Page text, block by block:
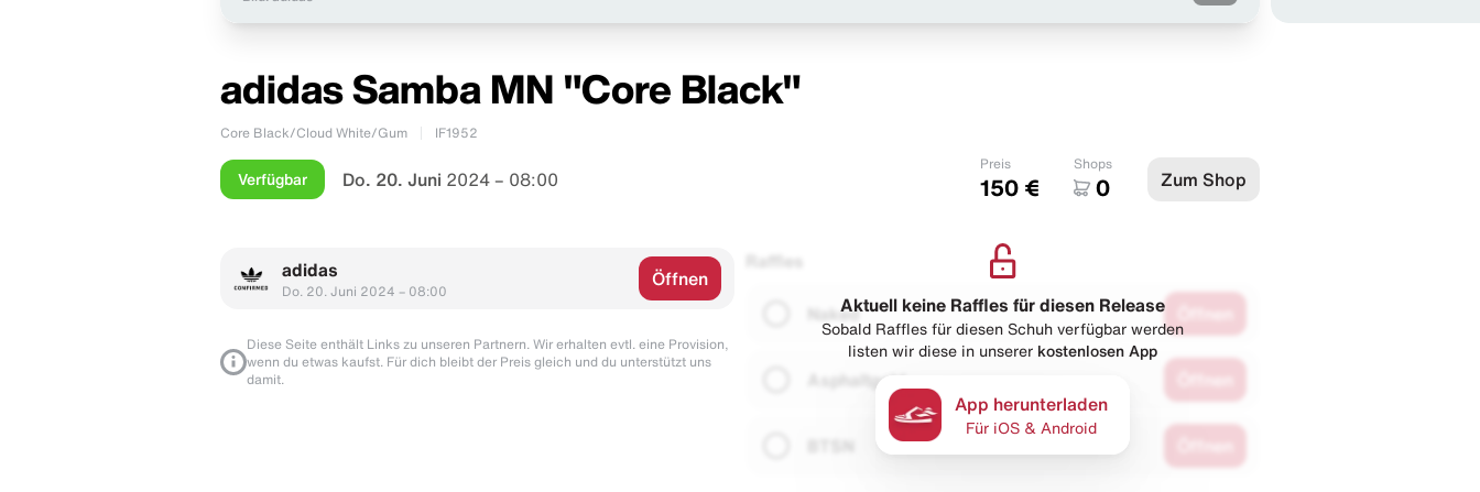
adidas Samba MN "Core Black"
Core Black/Cloud White/Gum IF1952
Verfügbar Do. 20. Juni 2024 – 08:00
Preis
150 €
Shops
0 Zum Shop
adidas
Do. 20. Juni 2024 – 08:00
Öffnen
Diese Seite enthält Links zu unseren Partnern. Wir erhalten evtl. eine Provision,
wenn du etwas kaufst. Für dich bleibt der Preis gleich und du unterstützt uns
damit.
Raffles
Naked
Asphaltgold
Aktuell keine Raffles für diesen Release
Sobald Raffles für diesen Schuh verfügbar werden
listen wir diese in unserer kostenlosen App
App herunterladen
Für iOS & Android